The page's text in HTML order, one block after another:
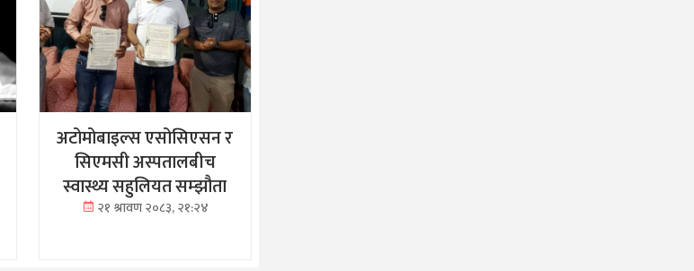
अटोमोबाइल्स एसोसिएसन र
सिएमसी अस्पतालबीच
स्वास्थ्य सहुलियत सम्झौता
२१ श्रावण २०८३, २१:२४